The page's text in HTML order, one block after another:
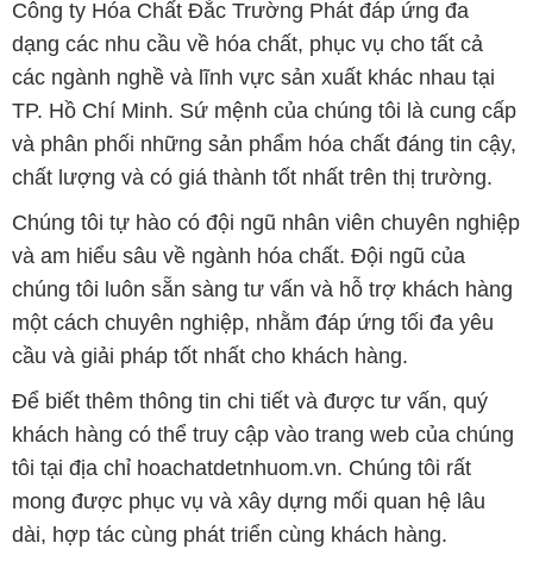
Công ty Hóa Chất Đắc Trường Phát đáp ứng đa
dạng các nhu cầu về hóa chất, phục vụ cho tất cả
các ngành nghề và lĩnh vực sản xuất khác nhau tại
TP. Hồ Chí Minh. Sứ mệnh của chúng tôi là cung cấp
và phân phối những sản phẩm hóa chất đáng tin cậy,
chất lượng và có giá thành tốt nhất trên thị trường.
Chúng tôi tự hào có đội ngũ nhân viên chuyên nghiệp
và am hiểu sâu về ngành hóa chất. Đội ngũ của
chúng tôi luôn sẵn sàng tư vấn và hỗ trợ khách hàng
một cách chuyên nghiệp, nhằm đáp ứng tối đa yêu
cầu và giải pháp tốt nhất cho khách hàng.
Để biết thêm thông tin chi tiết và được tư vấn, quý
khách hàng có thể truy cập vào trang web của chúng
tôi tại địa chỉ hoachatdetnhuom.vn. Chúng tôi rất
mong được phục vụ và xây dựng mối quan hệ lâu
dài, hợp tác cùng phát triển cùng khách hàng.